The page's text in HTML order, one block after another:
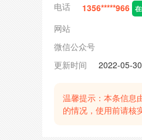
电话
1356*****966
网站
微信公众号
更新时间
2022-05-30
温馨提示：本条信息
的情况，使用前请核